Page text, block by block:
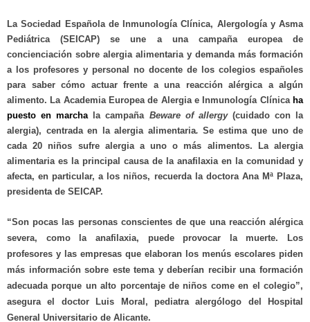
La Sociedad Española de Inmunología Clínica, Alergología y Asma
Pediátrica (SEICAP) se une a una campaña europea de
concienciación sobre alergia alimentaria y demanda más formación
a los profesores y personal no docente de los colegios españoles
para saber cómo actuar frente a una reacción alérgica a algún
alimento. La Academia Europea de Alergia e Inmunología Clínica ha
puesto en marcha la campaña Beware of allergy (cuidado con la
alergia), centrada en la alergia alimentaria. Se estima que uno de
cada 20 niños sufre alergia a uno o más alimentos. La alergia
alimentaria es la principal causa de la anafilaxia en la comunidad y
afecta, en particular, a los niños, recuerda la doctora Ana Mª Plaza,
presidenta de SEICAP.
“Son pocas las personas conscientes de que una reacción alérgica
severa, como la anafilaxia, puede provocar la muerte. Los
profesores y las empresas que elaboran los menús escolares piden
más información sobre este tema y deberían recibir una formación
adecuada porque un alto porcentaje de niños come en el colegio”,
asegura el doctor Luis Moral, pediatra alergólogo del Hospital
General Universitario de Alicante.